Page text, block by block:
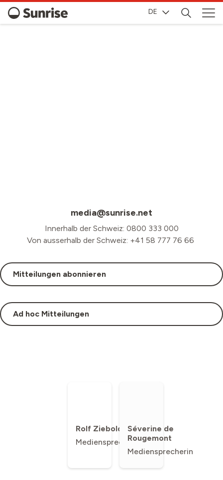
DE
media@sunrise.net
Innerhalb der Schweiz: 0800 333 000
Von ausserhalb der Schweiz: +41 58 777 76 66
Mitteilungen abonnieren
Ad hoc Mitteilungen
Rolf Ziebold
Mediensprecher
Séverine de
Rougemont
Mediensprecherin